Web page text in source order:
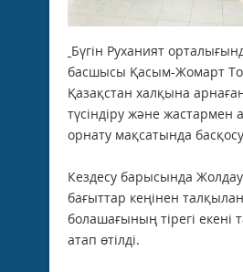
Бүгін Руханият
басшысы Қасым-Жомарт
Қазақстан халқына
түсіндіру және жастармен
орнату мақсатында басқосу
Кездесу барысында
бағыттар кеңінен
болашағының тірегі екені
атап өтілді.